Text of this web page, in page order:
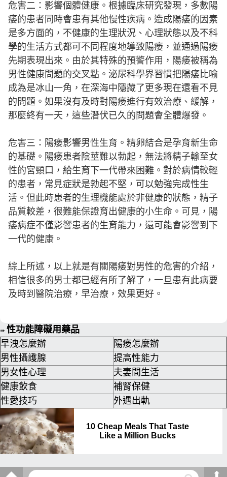
危害二：影響個體健康。根據臨床研究發現，多數陽
痿的患者同時會患有其他慢性疾病。造成陽痿的因素
是多方面的，不健康的生理狀況、心理狀態以及不科
學的生活方式都可不同程度地導致陽痿，並通過陽痿
先期表現出來。由於其特殊的預警作用，陽痿被稱為
男性健康問題的交叉點。泌尿科學界習慣把陽痿比喻
成為是冰山一角，在深海中隱藏了更多現在還看不見
的問題。如果沒有及時對陽痿進行有效治療、緩解，
那麼終有一天，這些潛伏已久的問題會全體爆發。
危害三：陽痿影響男性生育。精卵結合是孕育新生命
的基礎。陽痿患者陰莖難以勃起，無法將精子輸至女
性的宮頸口，給生育下一代帶來困難。對於病情較輕
的患者，常見症狀是勃起不堅，可以勉強完成性生
活。但此時患者的生理機能處於非健康的狀態，精子
品質較差，很難能保證育出健康的小生命。可見，陽
痿病症不僅影響患者的生育能力，還可能會影響到下
一代的健康。
綜上所述，以上就是有關陽痿對男性的危害的介紹，
相信很多的男士都已經有所了解了，一旦患有此病要
及時到醫院治療，早治療，效果更好。
➠ 性功能障礙用藥品
早洩怎麼辦
陽痿怎麼辦
男性攝護腺
提高性能力
男女性心理
夫妻間生活
健康飲食
補腎保健
性愛技巧
外遇出軌